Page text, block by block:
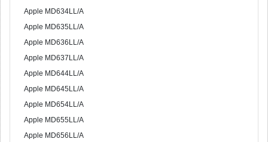
Apple MD634LL/A
Apple MD635LL/A
Apple MD636LL/A
Apple MD637LL/A
Apple MD644LL/A
Apple MD645LL/A
Apple MD654LL/A
Apple MD655LL/A
Apple MD656LL/A